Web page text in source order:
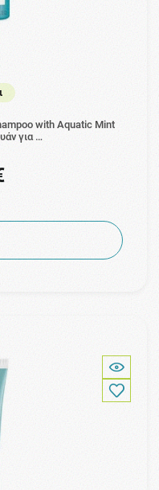
with Aquatic Mint
για …